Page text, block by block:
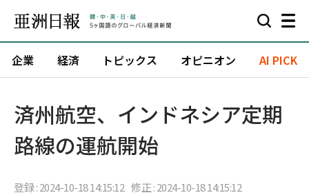
企業 経済 トピックス オピニオン AI PICK
済州航空、インドネシア定期
路線の運航開始
登録 : 2024-10-18 14:15:12 修正 : 2024-10-18 14:15:12